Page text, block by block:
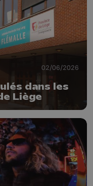
02/06/2026
dans les
Liège